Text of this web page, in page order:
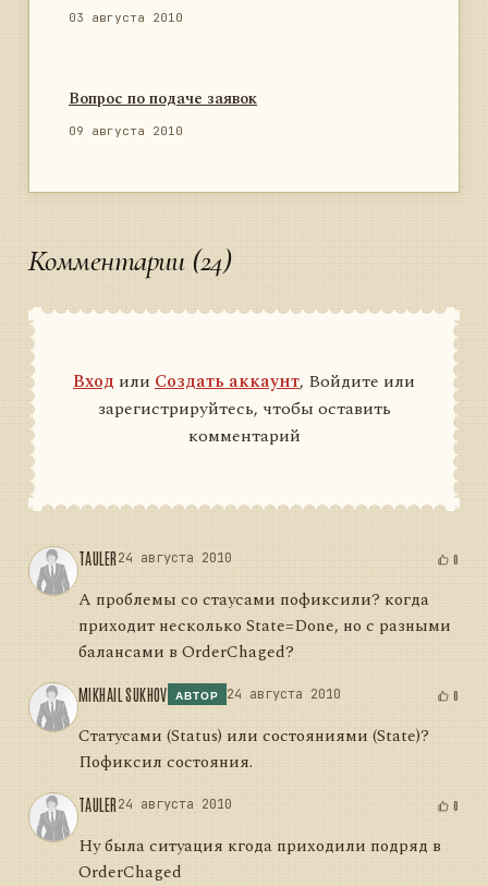
03 августа 2010
Вопрос по подаче заявок
09 августа 2010
Комментарии (24)
Вход или Создать аккаунт, Войдите или
зарегистрируйтесь, чтобы оставить
комментарий
TAULER24 августа 2010 0
А проблемы со стаусами пофиксили? когда
приходит несколько State=Done, но с разными
балансами в OrderChaged?
MIKHAIL SUKHOV АВТОР 24 августа 2010 0
Статусами (Status) или состояниями (State)?
Пофиксил состояния.
TAULER24 августа 2010 0
Ну была ситуация кгода приходили подряд в
OrderChaged